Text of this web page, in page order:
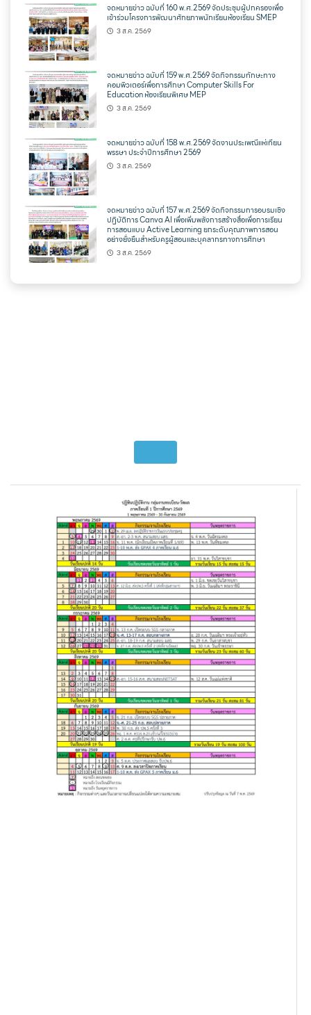
จดหมายข่าว ฉบับที่ 160 พ.ศ.2569 จัดประชุมผู้ปกครองเพื่อ
เข้าร่วมโครงการพัฒนาศักยภาพนักเรียนห้องเรียน SMEP
3 ส.ค. 2569
จดหมายข่าว ฉบับที่ 159 พ.ศ.2569 จัดกิจกรรมทักษะทาง
คอมพิวเตอร์เพื่อการศึกษา Computer Skills For
Education ห้องเรียนพิเศษ MEP
3 ส.ค. 2569
จดหมายข่าว ฉบับที่ 158 พ.ศ.2569 จัดงานประเพณีแห่เทียน
พรรษา ประจำปีการศึกษา 2569
3 ส.ค. 2569
จดหมายข่าว ฉบับที่ 157 พ.ศ.2569 จัดกิจกรรมการอบรมเชิง
ปฏิบัติการ Canva AI เพื่อเพิ่มพลังการสร้างสื่อเพื่อการเรียน
การสอนแบบ Active Learning ยกระดับคุณภาพการสอน
อย่างยั่งยืนสำหรับครูผู้สอนและบุคลากรทางการศึกษา
3 ส.ค. 2569